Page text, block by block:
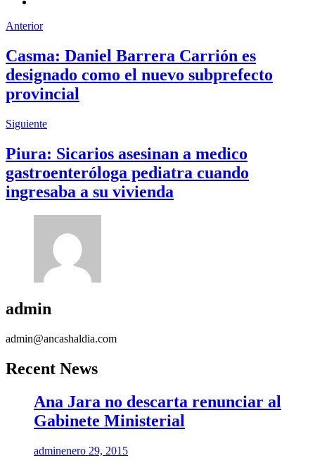
Anterior
Casma: Daniel Barrera Carrión es
designado como el nuevo subprefecto
provincial
Siguiente
Piura: Sicarios asesinan a medico
gastroenteróloga pediatra cuando
ingresaba a su vivienda
admin
admin@ancashaldia.com
Recent News
Ana Jara no descarta renunciar al
Gabinete Ministerial
adminenero 29, 2015